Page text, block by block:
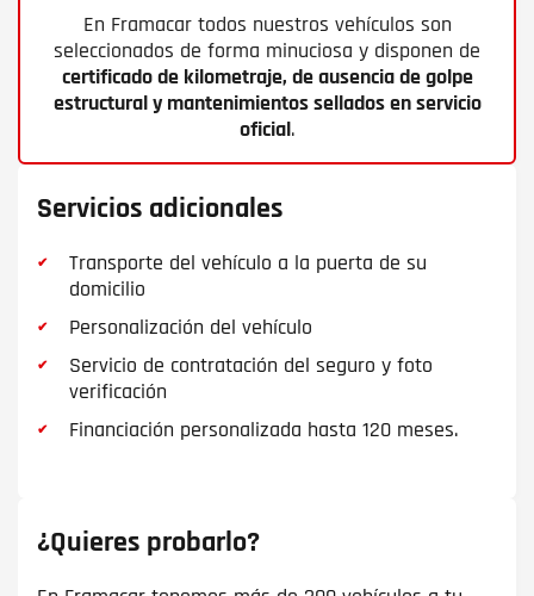
En Framacar todos nuestros vehículos son
seleccionados de forma minuciosa y disponen de
certificado de kilometraje, de ausencia de golpe
estructural y mantenimientos sellados en servicio
oficial.
Servicios adicionales
Transporte del vehículo a la puerta de su
domicilio
Personalización del vehículo
Servicio de contratación del seguro y foto
verificación
Financiación personalizada hasta 120 meses.
¿Quieres probarlo?